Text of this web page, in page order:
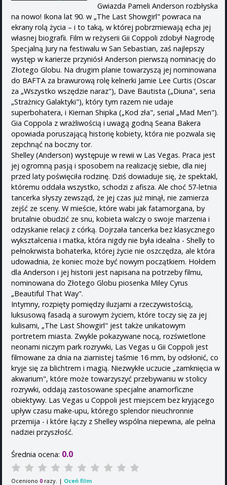
Gwiazda Pameli Anderson rozbłyska
na nowo! Ikona lat 90. w „The Last Showgirl" powraca na
ekrany rolą życia – i to taką, w której pobrzmiewają echa jej
własnej biografii. Film w reżyserii Gii Coppoli zdobył Nagrodę
Specjalną Jury na festiwalu w San Sebastian, zaś najlepszy
występ w karierze przyniósł Anderson pierwszą nominację do
Złotego Globu. Na drugim planie towarzyszą jej nominowana
do BAFTA za brawurową rolę kelnerki Jamie Lee Curtis (Oscar
za „Wszystko wszędzie naraz"), Dave Bautista („Diuna", seria
„Strażnicy Galaktyki"), który tym razem nie udaje
superbohatera, i Kiernan Shipka („Kod zła", serial „Mad Men").
Gia Coppola z wrażliwością i uwagą godną Seana Bakera
opowiada poruszającą historię kobiety, która nie pozwala się
zepchnąć na boczny tor.
Shelley (Anderson) występuje w rewii w Las Vegas. Praca jest
jej ogromną pasją i sposobem na realizację siebie, dla niej
przed laty poświęciła rodzinę. Dziś dowiaduje się, że spektakl,
któremu oddała wszystko, schodzi z afisza. Ale choć 57-letnia
tancerka słyszy zewsząd, że jej czas już minął, nie zamierza
zejść ze sceny. W mieście, które wabi jak fatamorgana, by
brutalnie obudzić ze snu, kobieta walczy o swoje marzenia i
odzyskanie relacji z córką. Dojrzała tancerka bez klasycznego
wykształcenia i matka, która nigdy nie była idealna - Shelly to
pełnokrwista bohaterka, której życie nie oszczędza, ale która
udowadnia, że koniec może być nowym początkiem. Hołdem
dla Anderson i jej historii jest napisana na potrzeby filmu,
nominowana do Złotego Globu piosenka Miley Cyrus
„Beautiful That Way".
Intymny, rozpięty pomiędzy iluzjami a rzeczywistością,
luksusową fasadą a surowym życiem, które toczy się za jej
kulisami, „The Last Showgirl" jest także unikatowym
portretem miasta. Zwykle pokazywane nocą, rozświetlone
neonami niczym park rozrywki, Las Vegas u Gii Coppoli jest
filmowane za dnia na ziarnistej taśmie 16 mm, by odsłonić, co
kryje się za blichtrem i magią. Niezwykłe uczucie „zamknięcia w
akwarium", które może towarzyszyć przebywaniu w stolicy
rozrywki, oddają zastosowane specjalne anamorficzne
obiektywy. Las Vegas u Coppoli jest miejscem bez kryjącego
upływ czasu make-upu, którego splendor nieuchronnie
przemija - i które łączy z Shelley wspólna niepewna, ale pełna
nadziei przyszłość.
Średnia ocena: 0.0
Oceniono 0 razy. | Oceń film